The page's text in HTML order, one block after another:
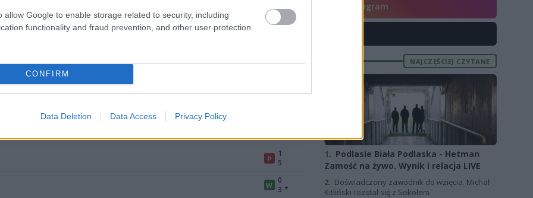
allow Google to enable storage related to security, including
functionality and fraud prevention, and other user protection.
CONFIRM
Data Deletion Data Access Privacy Policy
17-21
8 4 1 1 6
remis porażka
5
P
1
5
W
0
3 *
Instagram
NAJCZĘŚCIEJ CZYTANE
1. Podlasie Biała Podlaska - Hetman
Zamość na żywo. Wynik i relacja LIVE
2. Doświadczony zawodnik do wzięcia. Michał
Kitliński rozstał się z Sokołem